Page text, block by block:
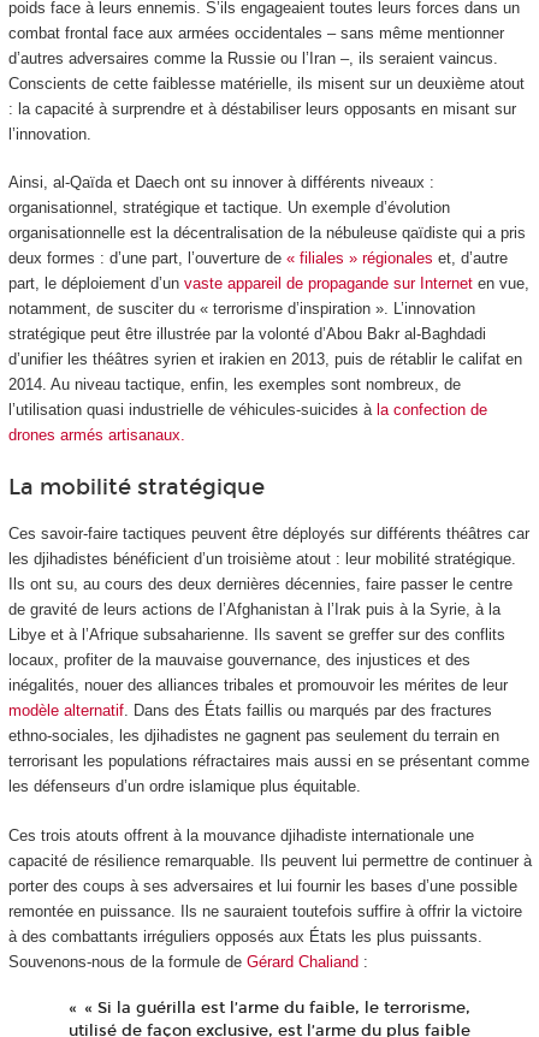
poids face à leurs ennemis. S’ils engageaient toutes leurs forces dans un
combat frontal face aux armées occidentales – sans même mentionner
d’autres adversaires comme la Russie ou l’Iran –, ils seraient vaincus.
Conscients de cette faiblesse matérielle, ils misent sur un deuxième atout
: la capacité à surprendre et à déstabiliser leurs opposants en misant sur
l’innovation.
Ainsi, al-Qaïda et Daech ont su innover à différents niveaux :
organisationnel, stratégique et tactique. Un exemple d’évolution
organisationnelle est la décentralisation de la nébuleuse qaïdiste qui a pris
deux formes : d’une part, l’ouverture de « filiales » régionales et, d’autre
part, le déploiement d’un vaste appareil de propagande sur Interneten vue,
notamment, de susciter du « terrorisme d’inspiration ». L’innovation
stratégique peut être illustrée par la volonté d’Abou Bakr al-Baghdadi
d’unifier les théâtres syrien et irakien en 2013, puis de rétablir le califat en
2014. Au niveau tactique, enfin, les exemples sont nombreux, de
l’utilisation quasi industrielle de véhicules-suicides à la confection de
drones armés artisanaux.
La mobilité stratégique
Ces savoir-faire tactiques peuvent être déployés sur différents théâtres car
les djihadistes bénéficient d’un troisième atout : leur mobilité stratégique.
Ils ont su, au cours des deux dernières décennies, faire passer le centre
de gravité de leurs actions de l’Afghanistan à l’Irak puis à la Syrie, à la
Libye et à l’Afrique subsaharienne. Ils savent se greffer sur des conflits
locaux, profiter de la mauvaise gouvernance, des injustices et des
inégalités, nouer des alliances tribales et promouvoir les mérites de leur
modèle alternatif. Dans des États faillis ou marqués par des fractures
ethno-sociales, les djihadistes ne gagnent pas seulement du terrain en
terrorisant les populations réfractaires mais aussi en se présentant comme
les défenseurs d’un ordre islamique plus équitable.
Ces trois atouts offrent à la mouvance djihadiste internationale une
capacité de résilience remarquable. Ils peuvent lui permettre de continuer à
porter des coups à ses adversaires et lui fournir les bases d’une possible
remontée en puissance. Ils ne sauraient toutefois suffire à offrir la victoire
à des combattants irréguliers opposés aux États les plus puissants.
Souvenons-nous de la formule de Gérard Chaliand:
« Si la guérilla est l’arme du faible, le terrorisme,
utilisé de façon exclusive, est l’arme du plus faible